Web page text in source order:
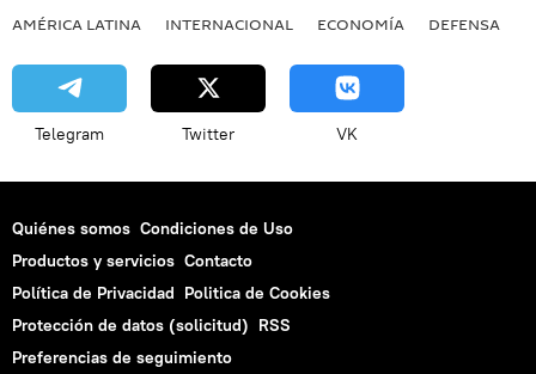
AMÉRICA LATINA INTERNACIONAL ECONOMÍA DEFENSA
Telegram Twitter VK
Quiénes somos Condiciones de Uso
Productos y servicios Contacto
Política de Privacidad Politica de Cookies
Protección de datos (solicitud) RSS
Preferencias de seguimiento